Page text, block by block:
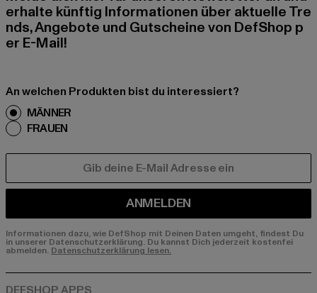
erhalte künftig Informationen über aktuelle Tre
nds, Angebote und Gutscheine von DefShop p
er E-Mail!
An welchen Produkten bist du interessiert?
MÄNNER
FRAUEN
ANMELDEN
Informationen dazu, wie DefShop mit Deinen Daten umgeht, findest Du
in unserer Datenschutzerklärung. Du kannst Dich jederzeit kostenfei
abmelden. Datenschutzerklärung lesen.